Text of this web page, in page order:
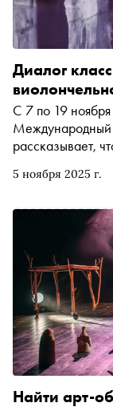
5 ноября 2025 г.
Диалог
С 7 по 19
Международный
рассказывает,
Найти арт-